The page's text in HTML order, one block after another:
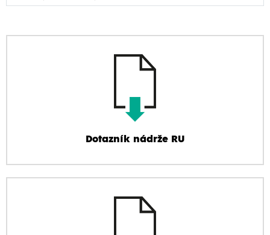
Dotazník nádrže RU